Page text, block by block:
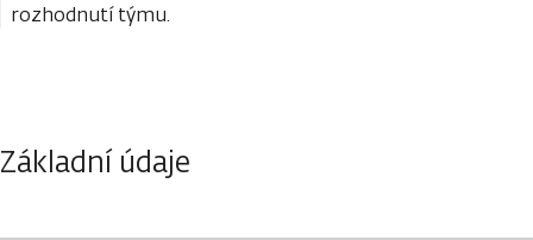
rozhodnutí týmu.
Základní údaje